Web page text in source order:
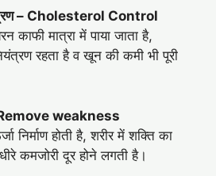
– Cholesterol Control
काफी मात्रा में पाया जाता है,
रहता है व खून की कमी भी पूरी
weakness
निर्माण होती है, शरीर में शक्ति का
कमजोरी दूर होने लगती है।